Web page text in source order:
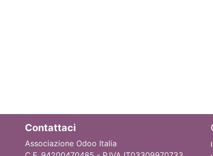
Contattaci
Associazione Odoo Italia